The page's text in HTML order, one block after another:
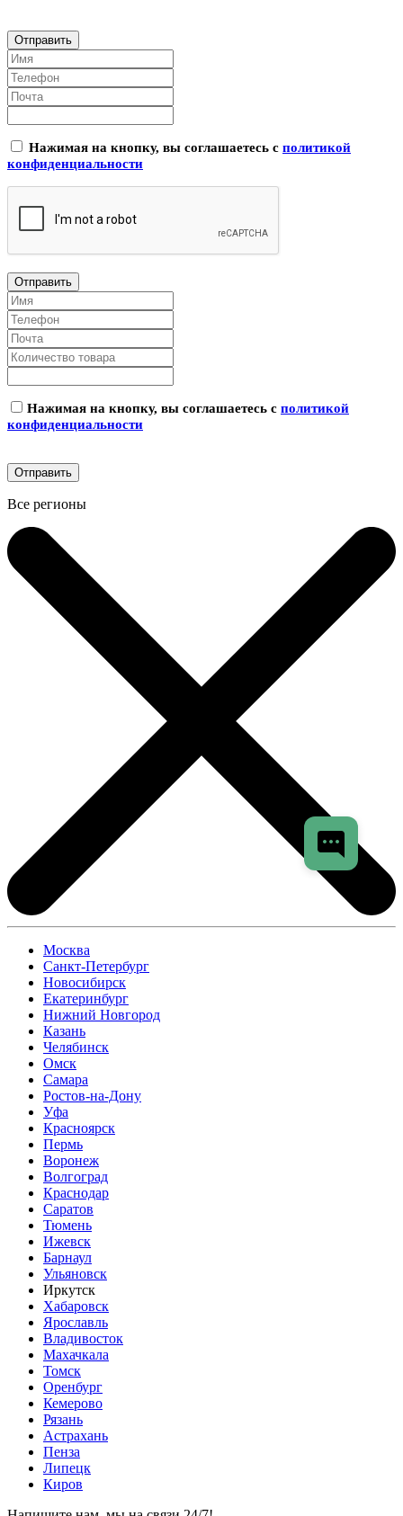
Нажимая на кнопку, вы соглашаетесь с политикой
конфиденциальности
Нажимая на кнопку, вы соглашаетесь с политикой
конфиденциальности
Все регионы
Москва
Санкт-Петербург
Новосибирск
Екатеринбург
Нижний Новгород
Казань
Челябинск
Омск
Самара
Ростов-на-Дону
Уфа
Красноярск
Пермь
Воронеж
Волгоград
Краснодар
Саратов
Тюмень
Ижевск
Барнаул
Ульяновск
Иркутск
Хабаровск
Ярославль
Владивосток
Махачкала
Томск
Оренбург
Кемерово
Рязань
Астрахань
Пенза
Липецк
Киров